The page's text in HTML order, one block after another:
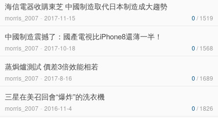
海信電器收購東芝 中國制造取代日本制造成大趨勢
morris_2007 - 2017-11-15 0 / 1519
中國制造震撼了：國產電視比iPhone8還薄一半！
morris_2007 - 2017-10-18 0 / 1568
蒸焗爐測試 價差3倍效能相若
morris_2007 - 2017-8-16 0 / 1689
三星在美召回會“爆炸”的洗衣機
morris_2007 - 2016-11-4 0 / 1826